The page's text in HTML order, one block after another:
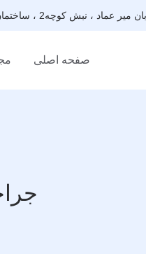
نبش کوچه2 ، ساختمان مهداد ، طبقه اول
صفحه اصلی